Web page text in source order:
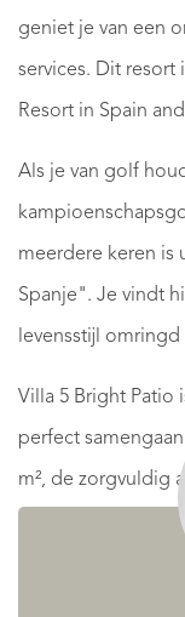
geniet je van een
services. Dit
Resort in Spain
Als je van golf
meerdere keren is
Spanje". Je vindt
levensstijl
Villa 5 Bright Patio
perfect
m², de zorgvuldig
voorzieningen in